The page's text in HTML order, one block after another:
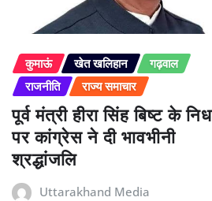
कुमाऊं खेत खलिहान
गढ़वाल
राजनीति
राज्य समाचार
पूर्व मंत्री हीरा सिंह बिष्ट के
पर कांग्रेस ने दी भावभीनी
श्रद्धांजलि
Uttarakhand Media